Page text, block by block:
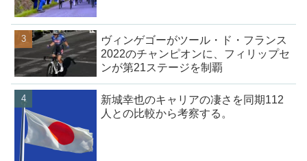
ヴィンゲゴーがツール・ド・フランス
2022のチャンピオンに、フィリップセ
ンが第21ステージを制覇
新城幸也のキャリアの凄さを同期112
人との比較から考察する。